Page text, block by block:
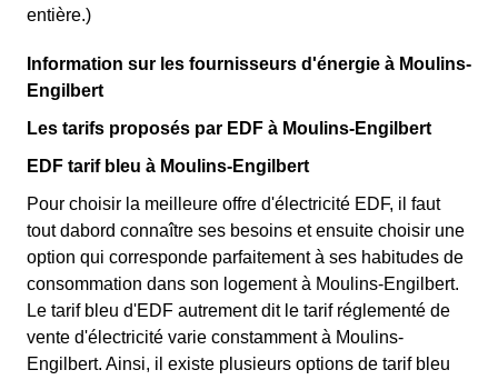
entière.)
Information sur les fournisseurs d'énergie à Moulins-
Engilbert
Les tarifs proposés par EDF à Moulins-Engilbert
EDF tarif bleu à Moulins-Engilbert
Pour choisir la meilleure offre d'électricité EDF, il faut
tout dabord connaître ses besoins et ensuite choisir une
option qui corresponde parfaitement à ses habitudes de
consommation dans son logement à Moulins-Engilbert.
Le tarif bleu d'EDF autrement dit le tarif réglementé de
vente d'électricité varie constamment à Moulins-
Engilbert. Ainsi, il existe plusieurs options de tarif bleu